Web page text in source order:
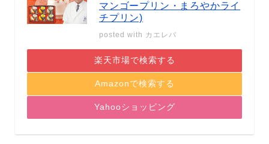
マンゴープリン・まろやかライ
チプリン)
posted with カエレバ
楽天市場で検索する
Amazonで検索する
Yahooショッピング